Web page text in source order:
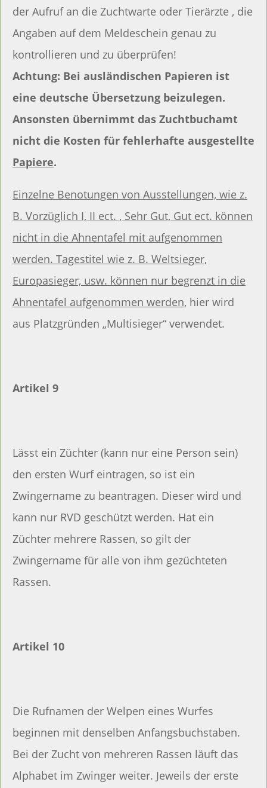
der Aufruf an die Zuchtwarte oder Tierärzte , die
Angaben auf dem Meldeschein genau zu
kontrollieren und zu überprüfen!
Achtung: Bei ausländischen Papieren ist
eine deutsche Übersetzung beizulegen.
Ansonsten übernimmt das Zuchtbuchamt
nicht die Kosten für fehlerhafte ausgestellte
Papiere.
Einzelne Benotungen von Ausstellungen, wie z.
B. Vorzüglich I, II ect. , Sehr Gut, Gut ect. können
nicht in die Ahnentafel mit aufgenommen
werden. Tagestitel wie z. B. Weltsieger,
Europasieger, usw. können nur begrenzt in die
Ahnentafel aufgenommen werden, hier wird
aus Platzgründen „Multisieger“ verwendet.
Artikel 9
Lässt ein Züchter (kann nur eine Person sein)
den ersten Wurf eintragen, so ist ein
Zwingername zu beantragen. Dieser wird und
kann nur RVD geschützt werden. Hat ein
Züchter mehrere Rassen, so gilt der
Zwingername für alle von ihm gezüchteten
Rassen.
Artikel 10
Die Rufnamen der Welpen eines Wurfes
beginnen mit denselben Anfangsbuchstaben.
Bei der Zucht von mehreren Rassen läuft das
Alphabet im Zwinger weiter. Jeweils der erste